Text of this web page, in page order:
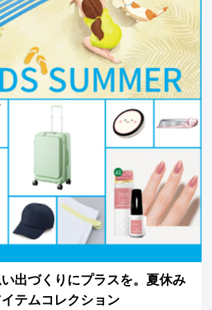
出づくりにプラスを。夏休み
テムコレクション